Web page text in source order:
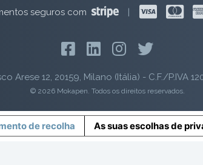
seguros com |
12, 20159, Milano (Itália) - C.F./P.IVA
© 2026 Mokapen. Todos os direitos reservados.
de recolha As suas escolhas de